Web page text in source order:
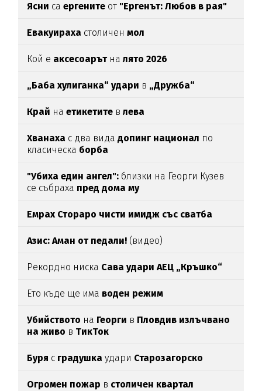
Ясни са ергените от "Ергенът: Любов в рая"
Евакуираха столиченмол
Кой е аксесоарътналято 2026
„Баба хулиганка“ удари в „Дружба“
Край наетикетите влева
Хванаха с два видадопинг национал по
класическа борба
"Убиха един ангел": близки на Георги Кузев
се събраха пред дома му
Емрах Стораро чисти имидж със сватба
Азис: Аман от педали! (видео)
Рекордно ниска Сава удари АЕЦ „Кръшко“
Ето къде ще има воден режим
Убийството на Георги в Пловдив излъчвано
на живо в ТикТок
Буря с градушкаудари Старозагорско
Огромен пожар в столичен квартал